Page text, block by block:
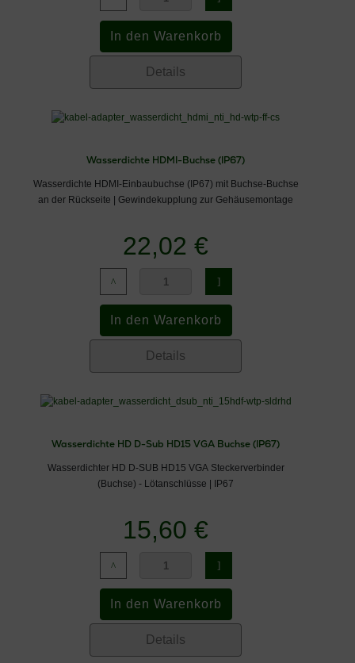
Details
Wasserdichte HDMI-Buchse (IP67)
Wasserdichte HDMI-Einbaubuchse (IP67) mit Buchse-Buchse
an der Rückseite | Gewindekupplung zur Gehäusemontage
22,02 €
Details
Wasserdichte HD D-Sub HD15 VGA Buchse (IP67)
Wasserdichter HD D-SUB HD15 VGA Steckerverbinder
(Buchse) - Lötanschlüsse | IP67
15,60 €
Details